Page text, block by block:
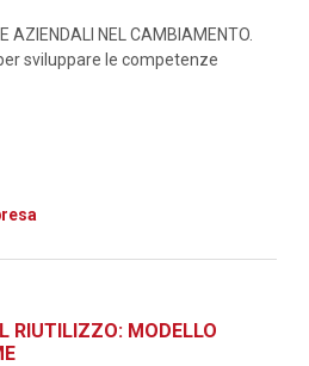
AZIENDALI NEL CAMBIAMENTO.
sviluppare le competenze
RIUTILIZZO: MODELLO